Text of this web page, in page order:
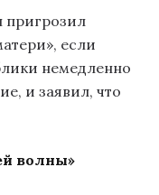
пригрозил
если
немедленно
и заявил, что
волны»